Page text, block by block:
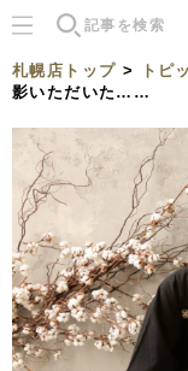
札幌店トップ > トピ
影いただいた……